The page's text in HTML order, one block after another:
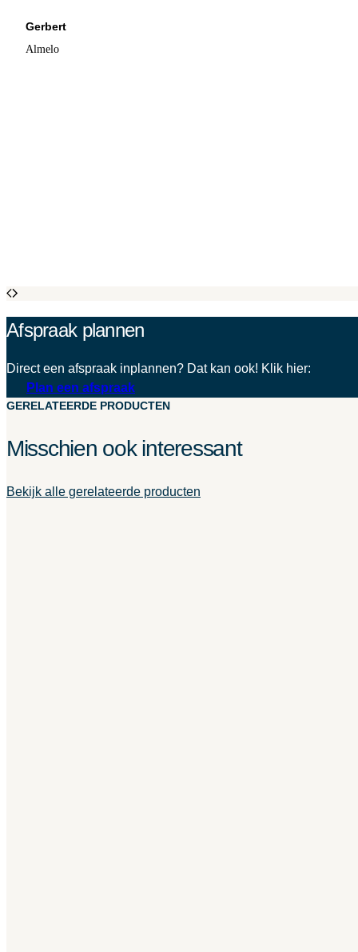
Gerbert
Almelo
Afspraak plannen
Direct een afspraak inplannen? Dat kan ook! Klik hier:
Plan een afspraak
GERELATEERDE PRODUCTEN
Misschien ook interessant
Bekijk alle gerelateerde producten